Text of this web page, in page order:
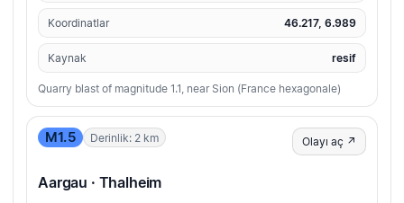
Koordinatlar 46.217, 6.989
Kaynak resif
Quarry blast of magnitude 1.1, near Sion (France hexagonale)
M1.5 Derinlik: 2 km Olayı aç ↗
Aargau · Thalheim